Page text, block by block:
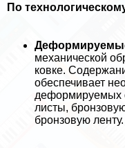
По
механической
ковке.
обеспечивает
деформируемых
листы,
бронзовую ленту.